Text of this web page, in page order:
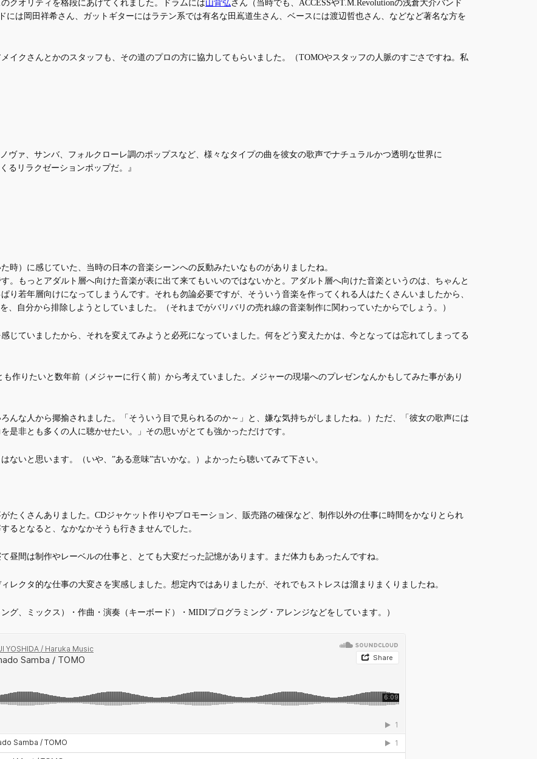
クオリティを格段にあげてくれました。ドラムには山背弘さん（当時でも、ACCESSやT.M.Revolutionの浅倉大介バンド
は岡田祥希さん、ガットギターにはラテン系では有名な田嶌道生さん、ベースには渡辺哲也さん、などなど著名な方を
イクさんとかのスタッフも、その道のプロの方に協力してもらいました。（TOMOやスタッフの人脈のすごさですね。私
ヴァ、サンバ、フォルクローレ調のポップスなど、様々なタイプの曲を彼女の歌声でナチュラルかつ透明な世界に
るリラクゼーションポップだ。』
時）に感じていた、当時の日本の音楽シーンへの反動みたいなものがありましたね。
。もっとアダルト層へ向けた音楽が表に出て来てもいいのではないかと。アダルト層へ向けた音楽というのは、ちゃんと
り若年層向けになってしまうんです。それも勿論必要ですが、そういう音楽を作ってくれる人はたくさんいましたから、
、自分から排除しようとしていました。（それまでがバリバリの売れ線の音楽制作に関わっていたからでしょう。）
じていましたから、それを変えてみようと必死になっていました。何をどう変えたかは、今となっては忘れてしまってる
作りたいと数年前（メジャーに行く前）から考えていました。メジャーの現場へのプレゼンなんかもしてみた事があり
んな人から揶揄されました。「そういう目で見られるのか～」と、嫌な気持ちがしましたね。）ただ、「彼女の歌声には
是非とも多くの人に聴かせたい。」その思いがとても強かっただけです。
ないと思います。（いや、”ある意味”古いかな。）よかったら聴いてみて下さい。
たくさんありました。CDジャケット作りやプロモーション、販売路の確保など、制作以外の仕事に時間をかなりとられ
るとなると、なかなかそうも行きませんでした。
昼間は制作やレーベルの仕事と、とても大変だった記憶があります。まだ体力もあったんですね。
レクタ的な仕事の大変さを実感しました。想定内ではありましたが、それでもストレスは溜まりまくりましたね。
グ、ミックス）・作曲・演奏（キーボード）・MIDIプログラミング・アレンジなどをしています。）